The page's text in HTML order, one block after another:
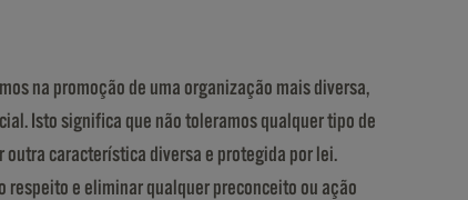
na promoção de uma organização mais diversa,
Isto significa que não toleramos qualquer tipo de
característica diversa e protegida por lei.
respeito e eliminar qualquer preconceito ou ação